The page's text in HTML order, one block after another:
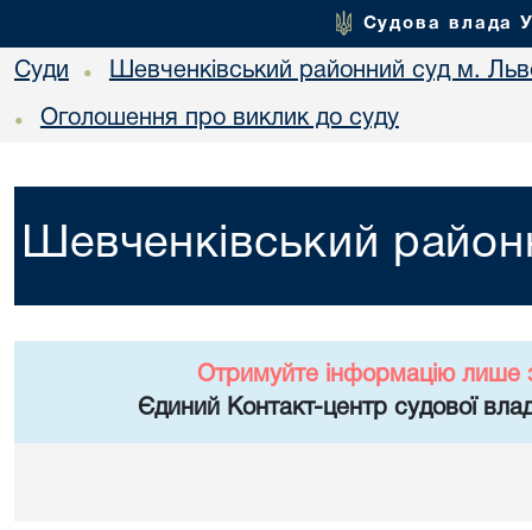
Судова влада
Суди • Шевченківський районний суд м.
• Оголошення про виклик до суду
Шевченківський
Отримуйте інформацію лише
Єдиний Контакт-центр судової